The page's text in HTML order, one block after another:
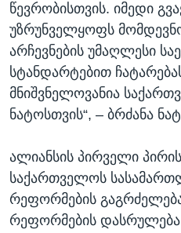
წევრობისთვის. იმედი
უზრუნველყოფს
არჩევნების უმაღლესი
სტანდარტებით
მნიშვნელოვანია
ნატოსთვის“, – ბრძანა
ალიანსის პირველი
საქართველოს
რეფორმების
რეფორმების